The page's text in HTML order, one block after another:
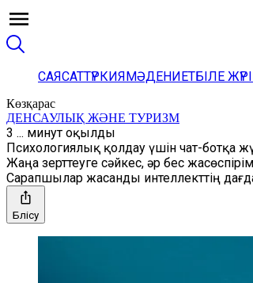
САЯСАТТҮРКИЯМӘДЕНИЕТБІЛЕ
Көзқарас
ДЕНСАУЛЫҚ ЖӘНЕ ТУРИЗМ
3 ... минут оқылды
Психологиялық қолдау үшін чат-ботқа
Жаңа зерттеуге сәйкес, әр бес
Сарапшылар жасанды интеллекттің
Бөлісу